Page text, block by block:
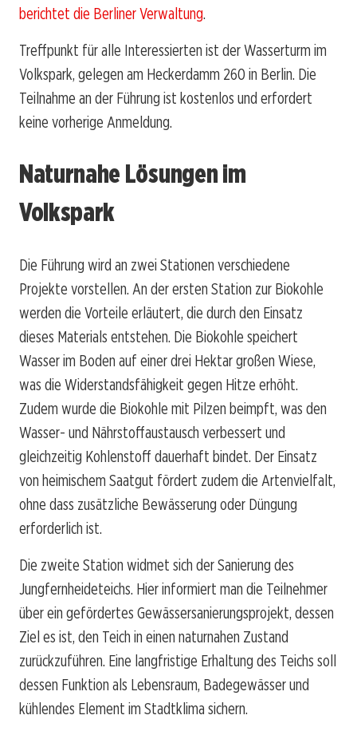
berichtet die Berliner Verwaltung.
Treffpunkt für alle Interessierten ist der Wasserturm im
Volkspark, gelegen am Heckerdamm 260 in Berlin. Die
Teilnahme an der Führung ist kostenlos und erfordert
keine vorherige Anmeldung.
Naturnahe Lösungen im
Volkspark
Die Führung wird an zwei Stationen verschiedene
Projekte vorstellen. An der ersten Station zur Biokohle
werden die Vorteile erläutert, die durch den Einsatz
dieses Materials entstehen. Die Biokohle speichert
Wasser im Boden auf einer drei Hektar großen Wiese,
was die Widerstandsfähigkeit gegen Hitze erhöht.
Zudem wurde die Biokohle mit Pilzen beimpft, was den
Wasser- und Nährstoffaustausch verbessert und
gleichzeitig Kohlenstoff dauerhaft bindet. Der Einsatz
von heimischem Saatgut fördert zudem die Artenvielfalt,
ohne dass zusätzliche Bewässerung oder Düngung
erforderlich ist.
Die zweite Station widmet sich der Sanierung des
Jungfernheideteichs. Hier informiert man die Teilnehmer
über ein gefördertes Gewässersanierungsprojekt, dessen
Ziel es ist, den Teich in einen naturnahen Zustand
zurückzuführen. Eine langfristige Erhaltung des Teichs soll
dessen Funktion als Lebensraum, Badegewässer und
kühlendes Element im Stadtklima sichern.